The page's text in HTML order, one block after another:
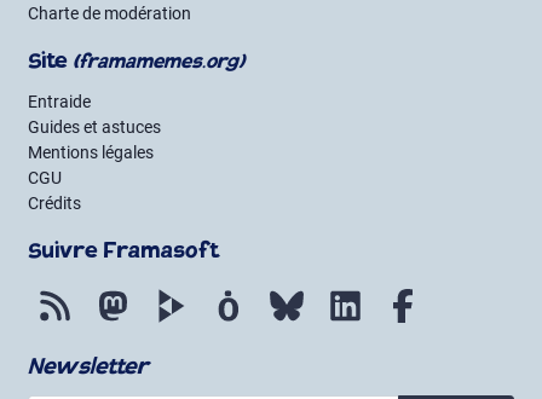
Charte de modération
Site (framamemes.org)
Entraide
Guides et astuces
Mentions légales
CGU
Crédits
Suivre Framasoft
Flux RSS MastodonPeerTube Mobilizon Bluesky LinkedIn
Newsletter